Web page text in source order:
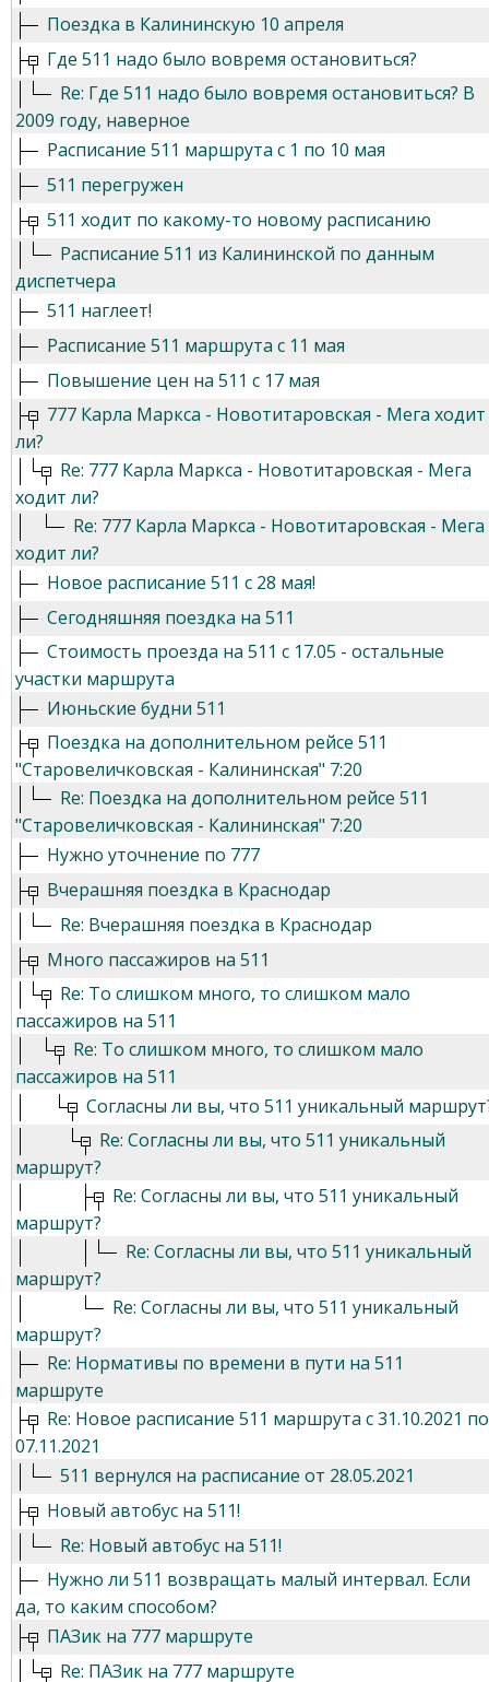
Поездка в Калининскую 10 апреля
Где 511 надо было вовремя остановиться?
Re: Где 511 надо было вовремя остановиться? В
2009 году, наверное
Расписание 511 маршрута с 1 по 10 мая
511 перегружен
511 ходит по какому-то новому расписанию
Расписание 511 из Калининской по данным
диспетчера
511 наглеет!
Расписание 511 маршрута с 11 мая
Повышение цен на 511 с 17 мая
777 Карла Маркса - Новотитаровская - Мега ходит
ли?
Re: 777 Карла Маркса - Новотитаровская - Мега
ходит ли?
Re: 777 Карла Маркса - Новотитаровская - Мега
ходит ли?
Новое расписание 511 с 28 мая!
Сегодняшняя поездка на 511
Стоимость проезда на 511 с 17.05 - остальные
участки маршрута
Июньские будни 511
Поездка на дополнительном рейсе 511
"Старовеличковская - Калининская" 7:20
Re: Поездка на дополнительном рейсе 511
"Старовеличковская - Калининская" 7:20
Нужно уточнение по 777
Вчерашняя поездка в Краснодар
Re: Вчерашняя поездка в Краснодар
Много пассажиров на 511
Re: То слишком много, то слишком мало
пассажиров на 511
Re: То слишком много, то слишком мало
пассажиров на 511
Согласны ли вы, что 511 уникальный
Re: Согласны ли вы, что 511 уникальный
маршрут?
Re: Согласны ли вы, что 511 уникальный
маршрут?
Re: Согласны ли вы, что 511 уникальный
маршрут?
Re: Согласны ли вы, что 511 уникальный
маршрут?
Re: Нормативы по времени в пути на 511
маршруте
Re: Новое расписание 511 маршрута с 31.10.2021 по
07.11.2021
511 вернулся на расписание от 28.05.2021
Новый автобус на 511!
Re: Новый автобус на 511!
Нужно ли 511 возвращать малый интервал. Если
да, то каким способом?
ПАЗик на 777 маршруте
Re: ПАЗик на 777 маршруте